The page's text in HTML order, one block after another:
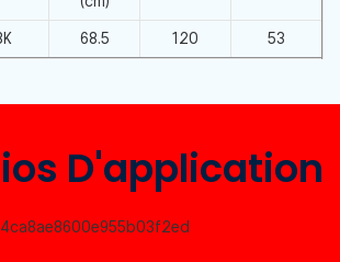
68.5 120 53
D'application